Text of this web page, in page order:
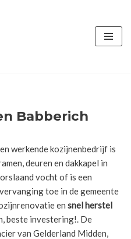
Babberich
werkende kozijnenbedrijf is
deuren en dakkapel in
vocht of is een
toe in de gemeente
en snel herstel
beste investering!. De
van Gelderland Midden,